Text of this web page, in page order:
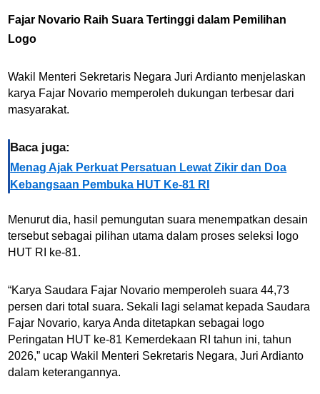
Fajar Novario Raih Suara Tertinggi dalam Pemilihan
Logo
Wakil Menteri Sekretaris Negara Juri Ardianto menjelaskan
karya Fajar Novario memperoleh dukungan terbesar dari
masyarakat.
Baca juga:
Menag Ajak Perkuat Persatuan Lewat Zikir dan Doa
Kebangsaan Pembuka HUT Ke-81 RI
Menurut dia, hasil pemungutan suara menempatkan desain
tersebut sebagai pilihan utama dalam proses seleksi logo
HUT RI ke-81.
“Karya Saudara Fajar Novario memperoleh suara 44,73
persen dari total suara. Sekali lagi selamat kepada Saudara
Fajar Novario, karya Anda ditetapkan sebagai logo
Peringatan HUT ke-81 Kemerdekaan RI tahun ini, tahun
2026,” ucap Wakil Menteri Sekretaris Negara, Juri Ardianto
dalam keterangannya.